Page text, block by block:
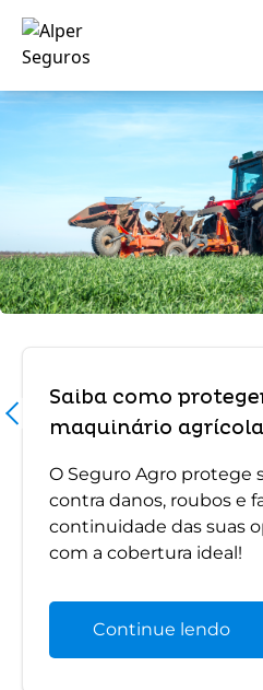
Saiba como
maquinário agrícola
O Seguro Agro protege
contra danos, roubos e
continuidade das suas
com a cobertura ideal!
Continue lendo